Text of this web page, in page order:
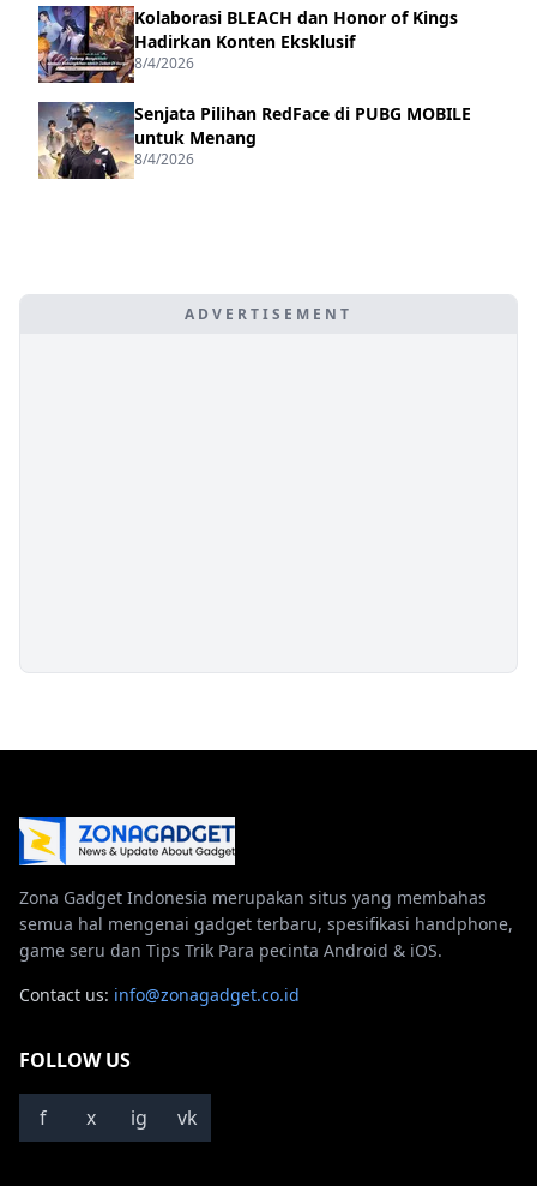
Kolaborasi BLEACH dan Honor of Kings
Hadirkan Konten Eksklusif
8/4/2026
Senjata Pilihan RedFace di PUBG MOBILE
untuk Menang
8/4/2026
ADVERTISEMENT
Zona Gadget Indonesia merupakan situs yang membahas
semua hal mengenai gadget terbaru, spesifikasi handphone,
game seru dan Tips Trik Para pecinta Android & iOS.
Contact us: info@zonagadget.co.id
FOLLOW US
f x ig vk